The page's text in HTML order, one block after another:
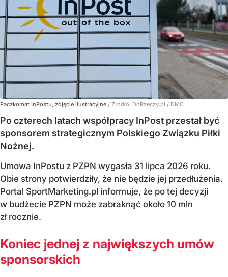
Paczkomat InPostu, zdjęcie ilustracyjne / Źródło: DoRzeczy.pl / DMC
Po czterech latach współpracy InPost przestał być
sponsorem strategicznym Polskiego Związku Piłki
Nożnej.
Umowa InPostu z PZPN wygasła 31 lipca 2026 roku.
Obie strony potwierdziły, że nie będzie jej przedłużenia.
Portal SportMarketing.pl informuje, że po tej decyzji
w budżecie PZPN może zabraknąć około 10 mln
zł rocznie.
Koniec jednej z największych umów
sponsorskich